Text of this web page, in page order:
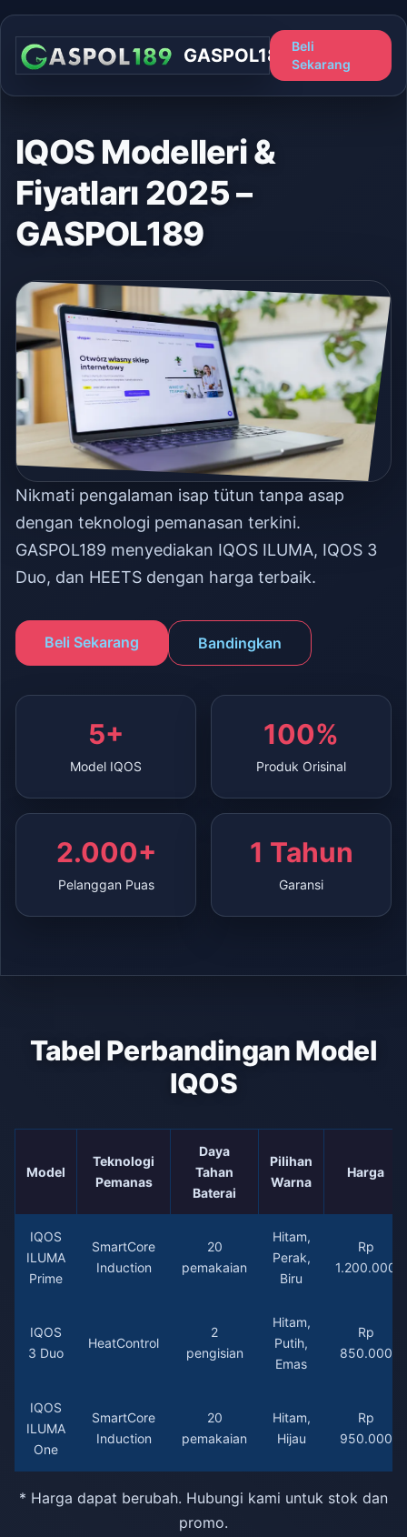
GASPOL189
Beli
Sekarang
IQOS Modelleri &
Fiyatları 2025 –
GASPOL189
Nikmati pengalaman isap tütun tanpa asap
dengan teknologi pemanasan terkini.
GASPOL189 menyediakan IQOS ILUMA, IQOS 3
Duo, dan HEETS dengan harga terbaik.
Beli Sekarang Bandingkan
5+
Model IQOS
100%
Produk Orisinal
2.000+
Pelanggan Puas
1 Tahun
Garansi
Tabel Perbandingan Model
IQOS
Model
Teknologi
Pemanas
Daya
Tahan
Baterai
Pilihan
Warna
Harga
IQOS
ILUMA
Prime
SmartCore
Induction
20
pemakaian
Hitam,
Perak,
Biru
Rp
1.200.000
IQOS
3 Duo
HeatControl
2
pengisian
Hitam,
Putih,
Emas
Rp
850.000
IQOS
ILUMA
One
SmartCore
Induction
20
pemakaian
Hitam,
Hijau
Rp
950.000
* Harga dapat berubah. Hubungi kami untuk stok dan
promo.